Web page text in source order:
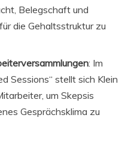
Belegschaft und
die Gehaltsstruktur zu
: Im
Sessions“ stellt sich Klein
um Skepsis
Gesprächsklima zu